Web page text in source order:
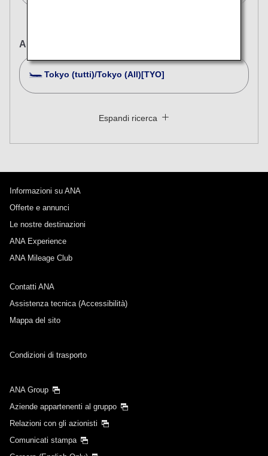
A
Tokyo (tutti)/Tokyo (All)[TYO]
Tipo di tariffa non specificato
Data e orario di partenza per il viaggio di
andata
Aggiungi punti e tempi di transito
Data e orario di partenza del viaggio di ritorno
Aggiungi punti e tempi di transito
Espandi ricerca
Informazioni su ANA
Offerte e annunci
Le nostre destinazioni
ANA Experience
ANA Mileage Club
Contatti ANA
Assistenza tecnica (Accessibilità)
Mappa del sito
Condizioni di trasporto
ANA Group
Aziende appartenenti al gruppo
Relazioni con gli azionisti
Comunicati stampa